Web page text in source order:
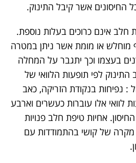
החיסונים אשר קיבל התינוק.
חלב אינם כרוכים בעלות נוספת.
מוחלש או מומת אשר ניתן במטרה
בעצמו וכך יתגבר על המחלה
התינוק לפי תופעות הלוואי של
: נפיחות בנקודת הזריקה, כאב
לוואי אלו עוברות כעשרים וארבע
אחיות טיפת חלב פנויות
של קושי בהתמודדות עם